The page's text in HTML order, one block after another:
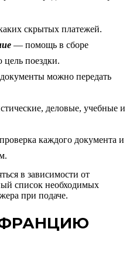
скрытых платежей.
— помощь в сборе
поездки.
можно передать
деловые, учебные и
каждого документа и
в зависимости от
список необходимых
при подаче.